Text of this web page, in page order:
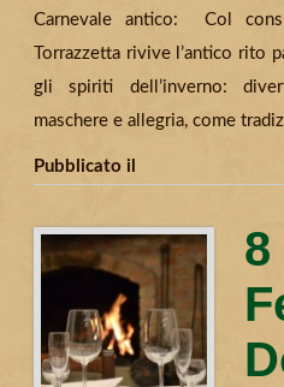
Carnevale antico: Col
Torrazzetta rivive l’antico rito
gli spiriti dell’inverno:
maschere e allegria, come
Pubblicato il
8